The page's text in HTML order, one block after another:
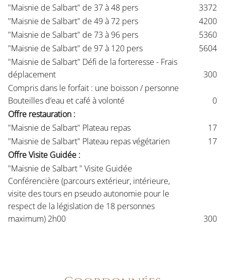
"Maisnie de Salbart" de 37 à 48 pers
3372
"Maisnie de Salbart" de 49 à 72 pers
4200
"Maisnie de Salbart" de 73 à 96 pers
5360
"Maisnie de Salbart" de 97 à 120 pers
5604
"Maisnie de Salbart" Défi de la forteresse - Frais
déplacement
300
Compris dans le forfait : une boisson / personne
Bouteilles d’eau et café à volonté
0
Offre restauration :
"Maisnie de Salbart" Plateau repas
17
"Maisnie de Salbart" Plateau repas végétarien
17
Offre Visite Guidée :
"Maisnie de Salbart " Visite Guidée
Conférencière (parcours extérieur, intérieure,
visite des tours en pseudo autonomie pour le
respect de la législation de 18 personnes
maximum) 2h00
300